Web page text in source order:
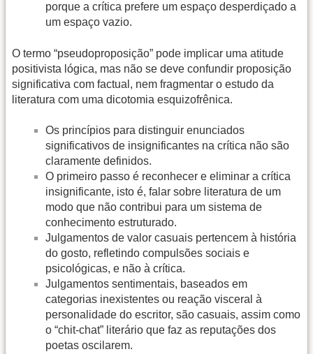
porque a crítica prefere um espaço desperdiçado a
um espaço vazio.
O termo “pseudoproposição” pode implicar uma atitude
positivista lógica, mas não se deve confundir proposição
significativa com factual, nem fragmentar o estudo da
literatura com uma dicotomia esquizofrênica.
Os princípios para distinguir enunciados
significativos de insignificantes na crítica não são
claramente definidos.
O primeiro passo é reconhecer e eliminar a crítica
insignificante, isto é, falar sobre literatura de um
modo que não contribui para um sistema de
conhecimento estruturado.
Julgamentos de valor casuais pertencem à história
do gosto, refletindo compulsões sociais e
psicológicas, e não à crítica.
Julgamentos sentimentais, baseados em
categorias inexistentes ou reação visceral à
personalidade do escritor, são casuais, assim como
o “chit-chat” literário que faz as reputações dos
poetas oscilarem.